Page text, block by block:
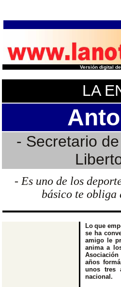
Versión digital
LA
- Secretario
- Es uno de los
básico te obliga
Lo que
se ha
amigo le
anima a
Asociación
años
unos tres
nacional.